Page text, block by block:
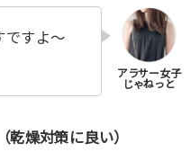
ですよ〜
燥対策に良い）